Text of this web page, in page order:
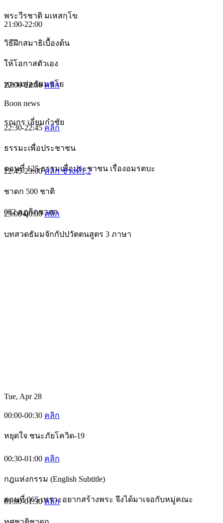
พระวีรชาติ มเหสกฺโข
21:00-22:00
วิธีฝึกสมาธิเบื้องต้น
ให้โอกาสตัวเอง
หลวงพ่อธัมมชโย
22:00-22:30คลิก
Boon news
รณกร เอี่ยมกำชัย
22:30-22:45คลิก
ธรรมะเพื่อประชาชน
ตอนที่ 125 ธรรมเพื่อประชาชน เรื่องอมรตบะ
22:45-23:00คลิก ช่วงที่1,2
ชาดก 500 ชาติ
082 ลฏุกิกชาดก
23:00-00:00คลิก
บทสวดธัมมจักกัปปวัตตนสูตร 3 ภาษา
Tue, Apr 28
00:00-00:30 คลิก
หยุดใจ ชนะภัยโควิด-19
00:30-01:00 คลิก
กฎแห่งกรรม (English Subtitle)
ตอนที่ 065 เพราะอยากสร้างพระ จึงได้มาเจอกับหมู่คณะ
01:00-01:30คลิก